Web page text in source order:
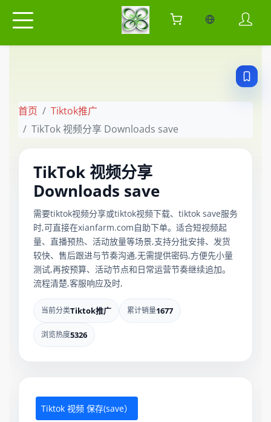
当前语言：中
首页
Tiktok推广
TikTok 视频分享 Downloads save
TikTok 视频分享
Downloads save
需要tiktok视频分享或tiktok视频下载、tiktok save服务
时,可直接在xianfarm.com自助下单。适合短视频起
量、直播预热、活动放量等场景,支持分批安排、发货
较快、售后跟进与节奏沟通,无需提供密码,方便先小量
测试,再按预算、活动节点和日常运营节奏继续追加。
流程清楚,客服响应及时,
当前分类Tiktok推广 累计销量1677
浏览热度5326
Tiktok 视频 保存(save）